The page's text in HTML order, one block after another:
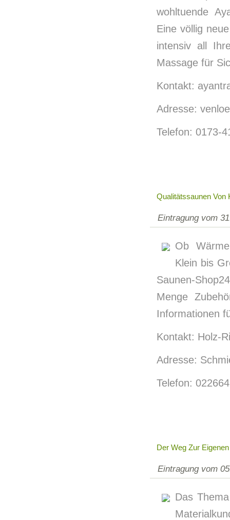
wohltuende
Eine völlig
intensiv all
Massage für
Kontakt:
Adresse:
Telefon: 0173-
Qualitätssaunen Von
Eintragung vom
Ob
Klein bis
Saunen-
Menge
Informationen
Kontakt: Holz-
Adresse:
Telefon:
Der Weg Zur
Eintragung vom
Das